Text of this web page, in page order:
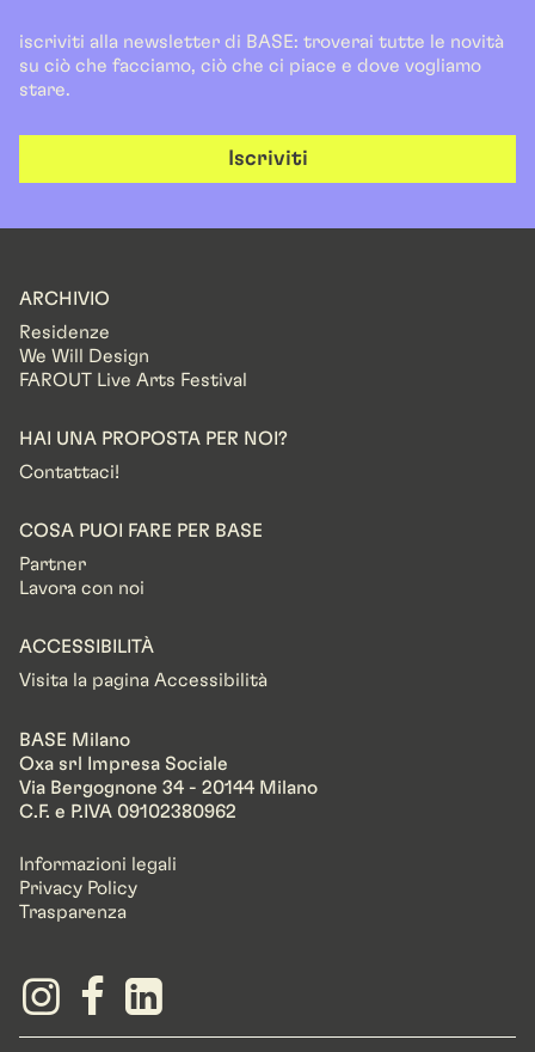
iscriviti alla newsletter di BASE: troverai tutte le novità
su ciò che facciamo, ciò che ci piace e dove vogliamo
stare.
Iscriviti
ARCHIVIO
Residenze
We Will Design
FAROUT Live Arts Festival
HAI UNA PROPOSTA PER NOI?
Contattaci!
COSA PUOI FARE PER BASE
Partner
Lavora con noi
ACCESSIBILITÀ
Visita la pagina Accessibilità
BASE Milano
Oxa srl Impresa Sociale
Via Bergognone 34 - 20144 Milano
C.F. e P.IVA 09102380962
Informazioni legali
Privacy Policy
Trasparenza